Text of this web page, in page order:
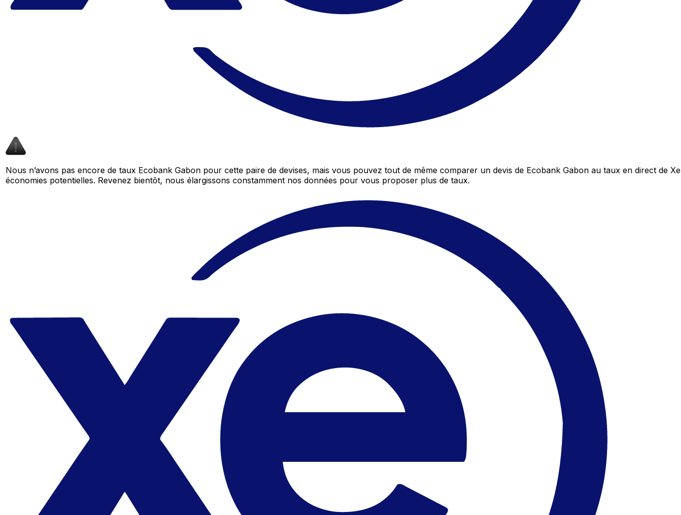
Nous n’avons pas encore de taux Ecobank Gabon pour cette paire de devises, mais vous pouvez tout de même comparer un devis de Ecobank Gabon au taux en direct de
économies potentielles. Revenez bientôt, nous élargissons constamment nos données pour vous proposer plus de taux.